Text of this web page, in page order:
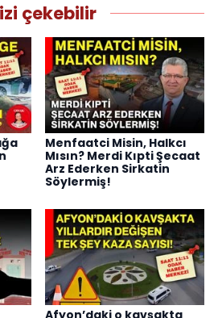
çekebilir
Menfaatci Misin, Halkcı
Mısın? Merdi Kıpti Şecaat
Arz Ederken Sirkatin
Söylermiş!